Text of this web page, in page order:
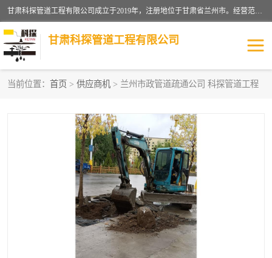
甘肃科探管道工程有限公司成立于2019年，注册地位于甘肃省兰州市。经营范围包括管道安装、清洗、疏通、维修、检测，防水工程，工程钻孔，化粪池清理，暖气安装，给排水管道安装维修，室内外管道如消防、供水、供热管道漏水检测定位，室内外防水堵漏等。
甘肃科探管道工程有限公司
当前位置： 首页 > 供应商机 > 兰州市政管道疏通公司 科探管道工程
漏水检查维修 消防管道漏水
供热管道漏水 排水管道漏水
自来水管漏水 管道疏通
高压车疏通清淤